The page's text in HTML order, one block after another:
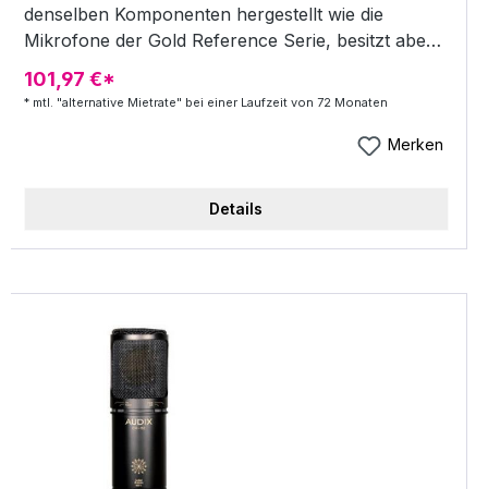
denselben Komponenten hergestellt wie die
Mikrofone der Gold Reference Serie, besitzt aber
im Gegensatz dazu eine zentral befestigte Nieren-
Kondensatorkapsel mit einer dickeren (6
ähnlich dicken Membran und Bauweise, der
einem ähnlichen Nahbesprechungsverhalten und
Zischlaute erinnert das Reference Cardioid an den
U47. Die immer wieder bewunderte ausgewogene
Balance im Ton und der weiche Klang empfehlen
es besonders für die Aufnahme von Instrumenten
wie Gitarren, Schlagzeug-Overheads, Saxophonen
und Gesang. Das Manley Labs Reference Cardioid
benötigt für eine perfekte Performance weder
einen Kompressor noch eine Frequenzanhebung
101,97 €*
* mtl. "alternative Mietrate" bei einer Laufzeit von 72 Monaten
Merken
Details